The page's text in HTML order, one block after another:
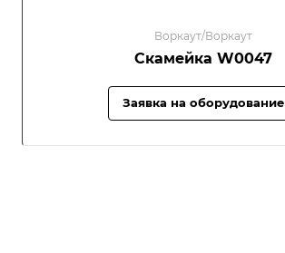
Воркаут/Воркаут
Скамейка W0047
Заявка на оборудование